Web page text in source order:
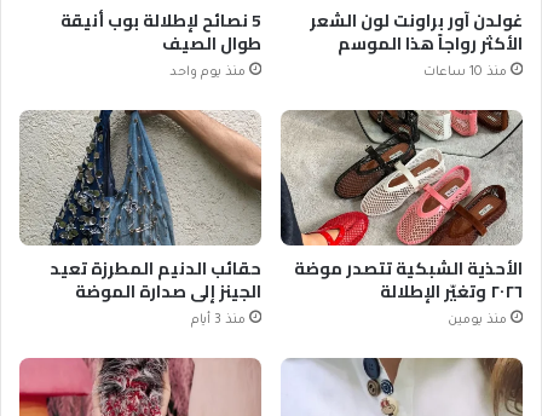
غولدن آور براونت لون الشعر
الأكثر رواجاً هذا الموسم
منذ 10 ساعات
5 نصائح لإطلالة بوب أنيقة
طوال الصيف
منذ يوم واحد
الأحذية الشبكية تتصدر موضة
٢٠٢٦ وتغيّر الإطلالة
منذ يومين
حقائب الدنيم المطرزة تعيد
الجينز إلى صدارة الموضة
منذ 3 أيام